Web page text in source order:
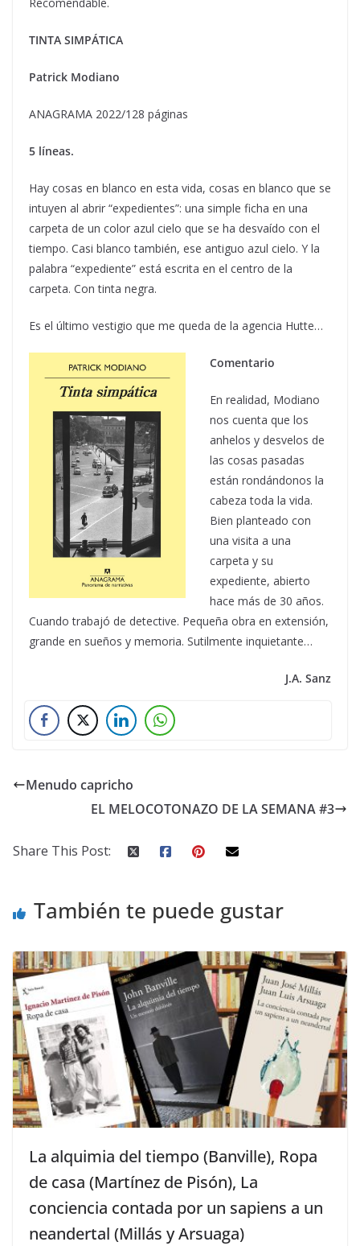
Recomendable.
TINTA SIMPÁTICA
Patrick Modiano
ANAGRAMA 2022/128 páginas
5 líneas.
Hay cosas en blanco en esta vida, cosas en blanco que se
intuyen al abrir “expedientes”: una simple ficha en una
carpeta de un color azul cielo que se ha desvaído con el
tiempo. Casi blanco también, ese antiguo azul cielo. Y la
palabra “expediente” está escrita en el centro de la
carpeta. Con tinta negra.
Es el último vestigio que me queda de la agencia Hutte…
Comentario
En realidad, Modiano
nos cuenta que los
anhelos y desvelos de
las cosas pasadas
están rondándonos la
cabeza toda la vida.
Bien planteado con
una visita a una
carpeta y su
expediente, abierto
hace más de 30 años.
Cuando trabajó de detective. Pequeña obra en extensión,
grande en sueños y memoria. Sutilmente inquietante…
J.A. Sanz
Menudo capricho
EL MELOCOTONAZO DE LA SEMANA #3
Share This Post:
También te puede gustar
La alquimia del tiempo (Banville), Ropa
de casa (Martínez de Pisón), La
conciencia contada por un sapiens a un
neandertal (Millás y Arsuaga)